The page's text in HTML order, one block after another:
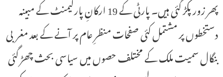
پھر زور پکڑ گئی ہیں۔ پارٹی کے 19 ارکانِ پارلیمنٹ کے مبینہ
دستخطوں پر مشتمل کئی صفحات منظرِ عام پر آنے کے بعد مغربی
بنگال سمیت ملک کے مختلف حصوں میں سیاسی بحث چھڑ گئی